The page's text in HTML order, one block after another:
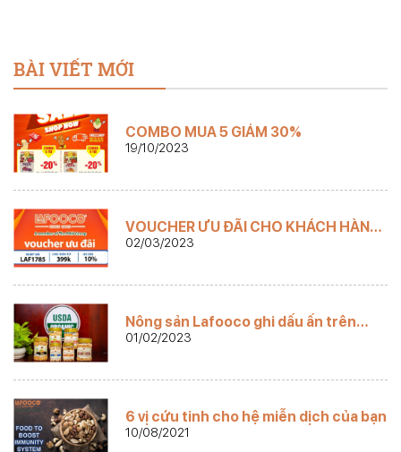
BÀI VIẾT MỚI
COMBO MUA 5 GIẢM 30%
19/10/2023
VOUCHER ƯU ĐÃI CHO KHÁCH HÀNG
LAFOOCOSTORE
02/03/2023
Nông sản Lafooco ghi dấu ấn trên
Amazon
01/02/2023
6 vị cứu tinh cho hệ miễn dịch của bạn
10/08/2021